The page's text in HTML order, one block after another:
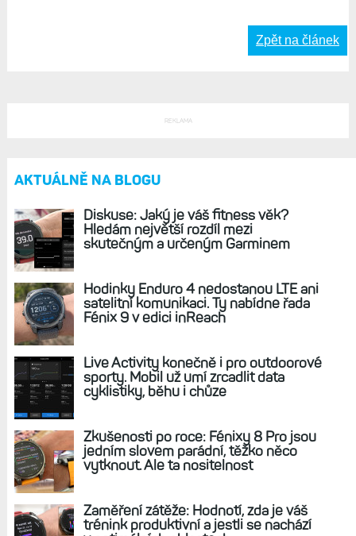
Zpět na článek
REKLAMA
AKTUÁLNĚ NA BLOGU
Hledám největší rozdíl mezi
skutečným a určeným Garminem
satelitní komunikaci. Ty nabídne řada
Fénix 9 v edici inReach